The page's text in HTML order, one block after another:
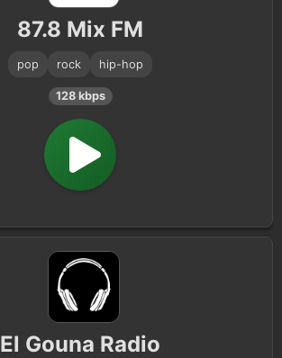
87.8 Mix FM
pop rock hip-hop
128 kbps
El Gouna Radio